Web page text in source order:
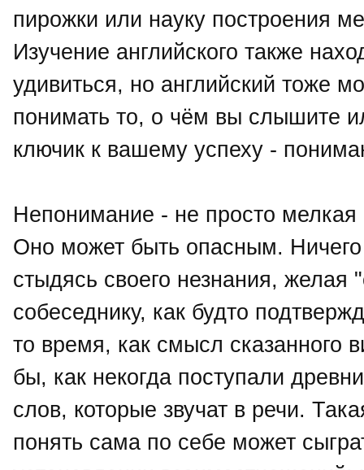
пирожки или науку построения
Изучение английского также
удивиться, но английский тоже
понимать то, о чём вы слышите
ключик к вашему успеху -
Непонимание - не просто
Оно может быть опасным.
стыдясь своего незнания, желая
собеседнику, как будто
то время, как смысл сказанного
бы, как некогда поступали
слов, которые звучат в речи.
понять сама по себе может